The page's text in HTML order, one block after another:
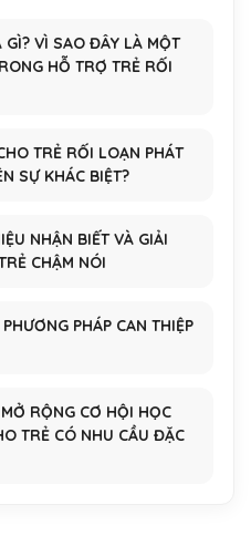
GÌ? VÌ SAO ĐÂY LÀ MỘT
HỖ TRỢ TRẺ RỐI
TRẺ RỐI LOẠN PHÁT
SỰ KHÁC BIỆT?
NHẬN BIẾT VÀ GIẢI
CHẬM NÓI
PHÁP CAN THIỆP
RỘNG CƠ HỘI HỌC
TRẺ CÓ NHU CẦU ĐẶC